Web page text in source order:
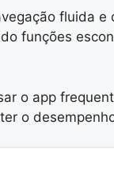
fluida e
funções
o app
o